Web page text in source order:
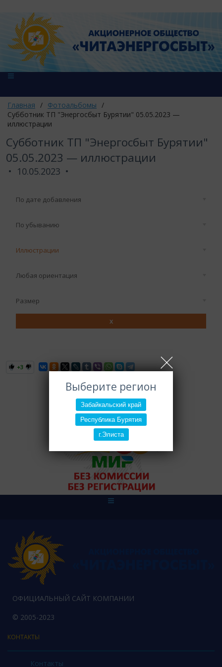
Выберите регион
Забайкальский край
Республика Бурятия
г.Элиста
Главная / Фотоальбомы /
Субботник ТП "Энергосбыт Бурятии" 05.05.2023 —
иллюстрации
Субботник ТП "Энергосбыт Бурятии"
05.05.2023 — иллюстрации
10.05.2023
По дате добавления
По убыванию
Иллюстрации
Любая ориентация
Размер
x
+3
ОФИЦИАЛЬНЫЙ САЙТ КОМПАНИИ
© 2005-2023
КОНТАКТЫ
Контакты